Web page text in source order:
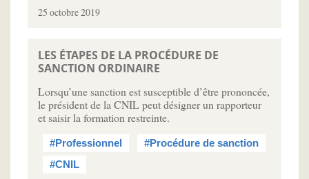
25 octobre 2019
LES ÉTAPES DE LA PROCÉDURE DE
SANCTION ORDINAIRE
Lorsqu’une sanction est susceptible d’être prononcée,
le président de la CNIL peut désigner un rapporteur
et saisir la formation restreinte.
#Professionnel
#Procédure de sanction
#CNIL